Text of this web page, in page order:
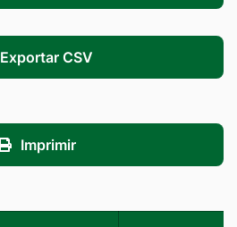
Exportar CSV
Imprimir